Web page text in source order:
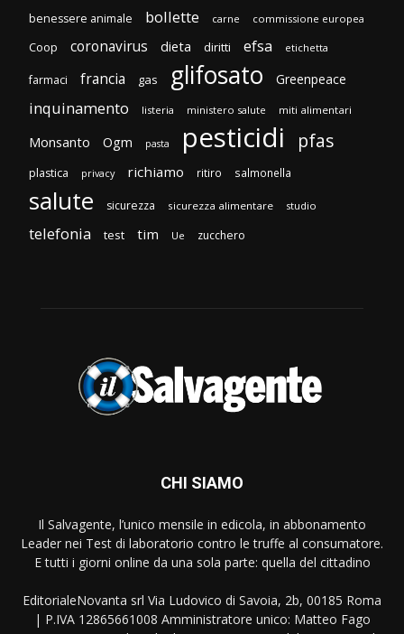
benessere animale bollette carne commissione europea
Coop coronavirus dieta diritti efsa etichetta
farmaci francia gas glifosato Greenpeace
inquinamento listeria ministero salute miti alimentari
Monsanto Ogm pasta pesticidi pfas
plastica privacy richiamo ritiro salmonella
salute sicurezza sicurezza alimentare studio
telefonia test tim Ue zucchero
CHI SIAMO
Il Salvagente, l’unico mensile in edicola, in abbonamento
Leader nei Test di laboratorio contro le truffe al consumatore.
E tutti i giorni online da una sola parte: quella del cittadino
EditorialeNovanta srl Via Ludovico di Savoia, 2b, 00185 Roma
| P.IVA 12865661008 Amministratore unico: Matteo Fago